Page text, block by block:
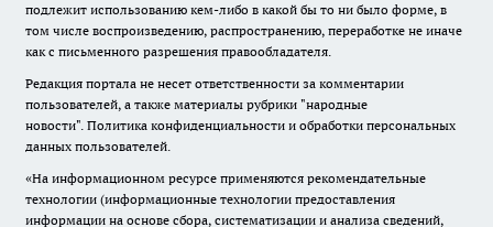
подлежит использованию кем-либо в какой бы то ни было форме, в
том числе воспроизведению, распространению, переработке не иначе
как с письменного разрешения правообладателя.
Редакция портала не несет ответственности за комментарии
пользователей, а также материалы рубрики "народные
новости". Политика конфиденциальности и обработки персональных
данных пользователей.
«На информационном ресурсе применяются рекомендательные
технологии (информационные технологии предоставления
информации на основе сбора, систематизации и анализа сведений,